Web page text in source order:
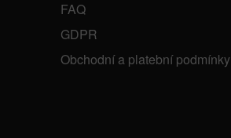
FAQ
GDPR
Obchodní a platební podmínky